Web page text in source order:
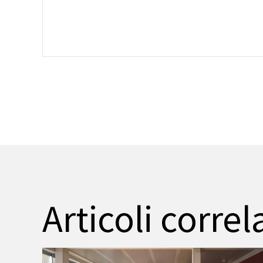
Articoli